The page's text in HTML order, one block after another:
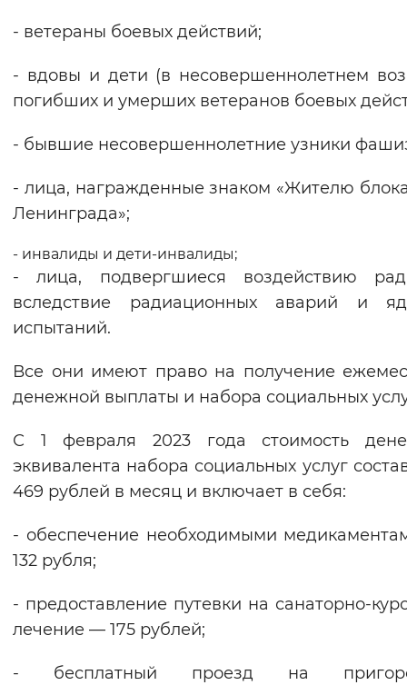
- ветераны боевых действий;
- вдовы и дети (в несовершеннолетнем
погибших и умерших ветеранов боевых
- бывшие несовершеннолетние узники
- лица, награжденные знаком «Жителю
Ленинграда»;
- инвалиды и дети-инвалиды;
- лица, подвергшиеся воздействию
вследствие радиационных аварий и
испытаний.
Все они имеют право на получение
денежной выплаты и набора социальных
С 1 февраля 2023 года стоимость
эквивалента набора социальных услуг
469 рублей в месяц и включает в себя:
- обеспечение необходимыми
132 рубля;
- предоставление путевки на санаторно-
лечение — 175 рублей;
- бесплатный проезд на